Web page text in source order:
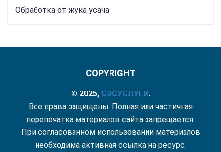
Обработка от жука усача
COPYRIGHT
© 2025, СЭСУСЛУГИ.
Все права защищены. Полная или частичная
перепечатка материалов сайта запрещается.
При согласованном использовании материалов
необходима активная ссылка на ресурс.